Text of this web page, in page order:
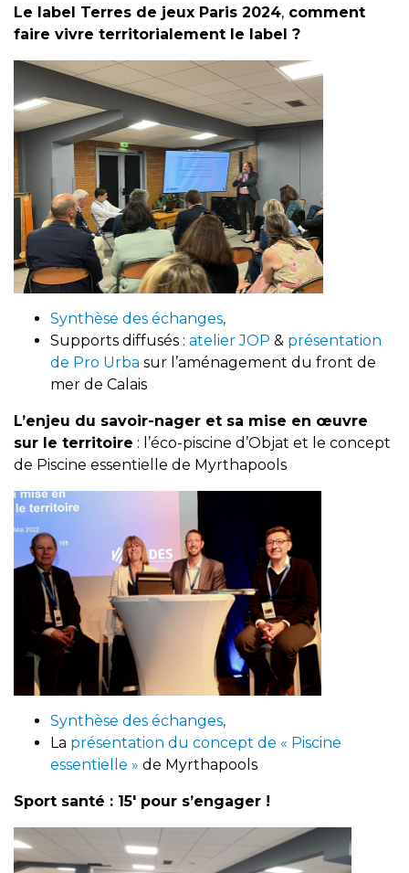
Le label Terres de jeux Paris 2024, comment
faire vivre territorialement le label ?
Synthèse des échanges,
Supports diffusés : atelier JOP & présentation
de Pro Urba sur l’aménagement du front de
mer de Calais
L’enjeu du savoir-nager et sa mise en œuvre
sur le territoire : l’éco-piscine d’Objat et le concept
de Piscine essentielle de Myrthapools
Synthèse des échanges,
La présentation du concept de « Piscine
essentielle » de Myrthapools
Sport santé : 15′ pour s’engager !